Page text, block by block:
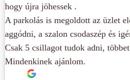
hogy újra jöhessek .
A parkolás is megoldott az üzlet
aggódni, a szalon csodaszép és
Csak 5 csillagot tudok adni,
Mindenkinek ajánlom.